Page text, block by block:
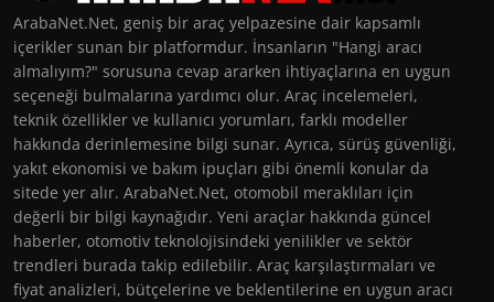
ArabaNet.Net, geniş bir araç yelpazesine dair kapsamlı
içerikler sunan bir platformdur. İnsanların "Hangi aracı
almalıyım?" sorusuna cevap ararken ihtiyaçlarına en uygun
seçeneği bulmalarına yardımcı olur. Araç incelemeleri,
teknik özellikler ve kullanıcı yorumları, farklı modeller
hakkında derinlemesine bilgi sunar. Ayrıca, sürüş güvenliği,
yakıt ekonomisi ve bakım ipuçları gibi önemli konular da
sitede yer alır. ArabaNet.Net, otomobil meraklıları için
değerli bir bilgi kaynağıdır. Yeni araçlar hakkında güncel
haberler, otomotiv teknolojisindeki yenilikler ve sektör
trendleri burada takip edilebilir. Araç karşılaştırmaları ve
fiyat analizleri, bütçelerine ve beklentilerine en uygun aracı